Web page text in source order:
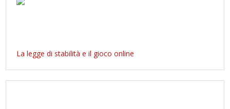
La legge di stabilità e il gioco online